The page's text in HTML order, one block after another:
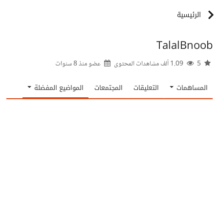
الرئيسية
TalalBnoob
عضو منذ8 سنوات
المساهمات التعليقات المجتمعات المواضيع المفضلة